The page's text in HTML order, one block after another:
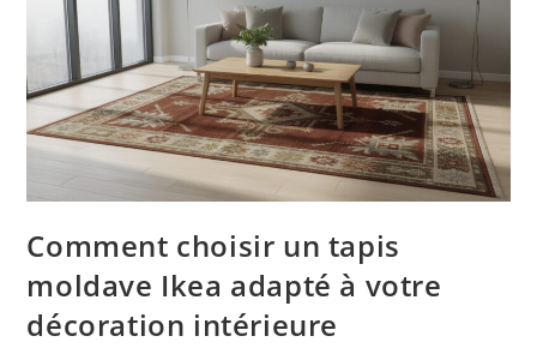
Comment choisir un tapis
moldave Ikea adapté à votre
décoration intérieure